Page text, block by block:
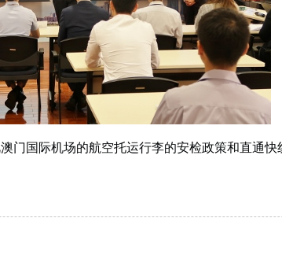
国际机场的航空托运行李的安检政策和直通快